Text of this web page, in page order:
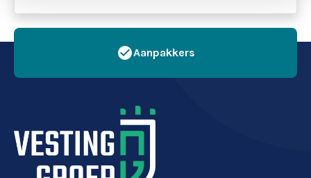
check_circleAanpakkers